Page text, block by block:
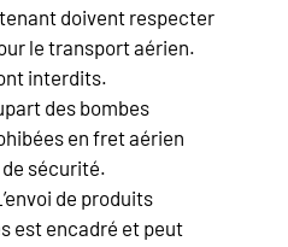
doivent respecter
le transport aérien.
interdits.
des bombes
en fret aérien
sécurité.
de produits
est encadré et peut